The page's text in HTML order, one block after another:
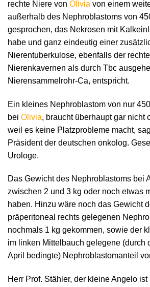
rechte Niere von Olivia von einem
außerhalb des Nephroblastoms von
gesprochen, das Nekrosen mit
habe und ganz eindeutig einer
Nierentuberkulose, ebenfalls der
Nierenkavernen als durch Tbc
Nierensammelrohr-Ca, entspricht.
Ein kleines Nephroblastom von nur
bei Olivia, braucht überhaupt gar nicht
weil es keine Platzprobleme macht,
Präsident der deutschen onkolog.
Urologe.
Das Gewicht des Nephroblastoms bei
zwischen 2 und 3 kg oder noch etwas
haben. Hinzu wäre noch das Gewicht
präperitoneal rechts gelegenen
nochmals 1 kg gekommen, sowie der
im linken Mittelbauch gelegene (durch
April bedingte) Nephroblastomanteil
Herr Prof. Stähler, der kleine Angelo